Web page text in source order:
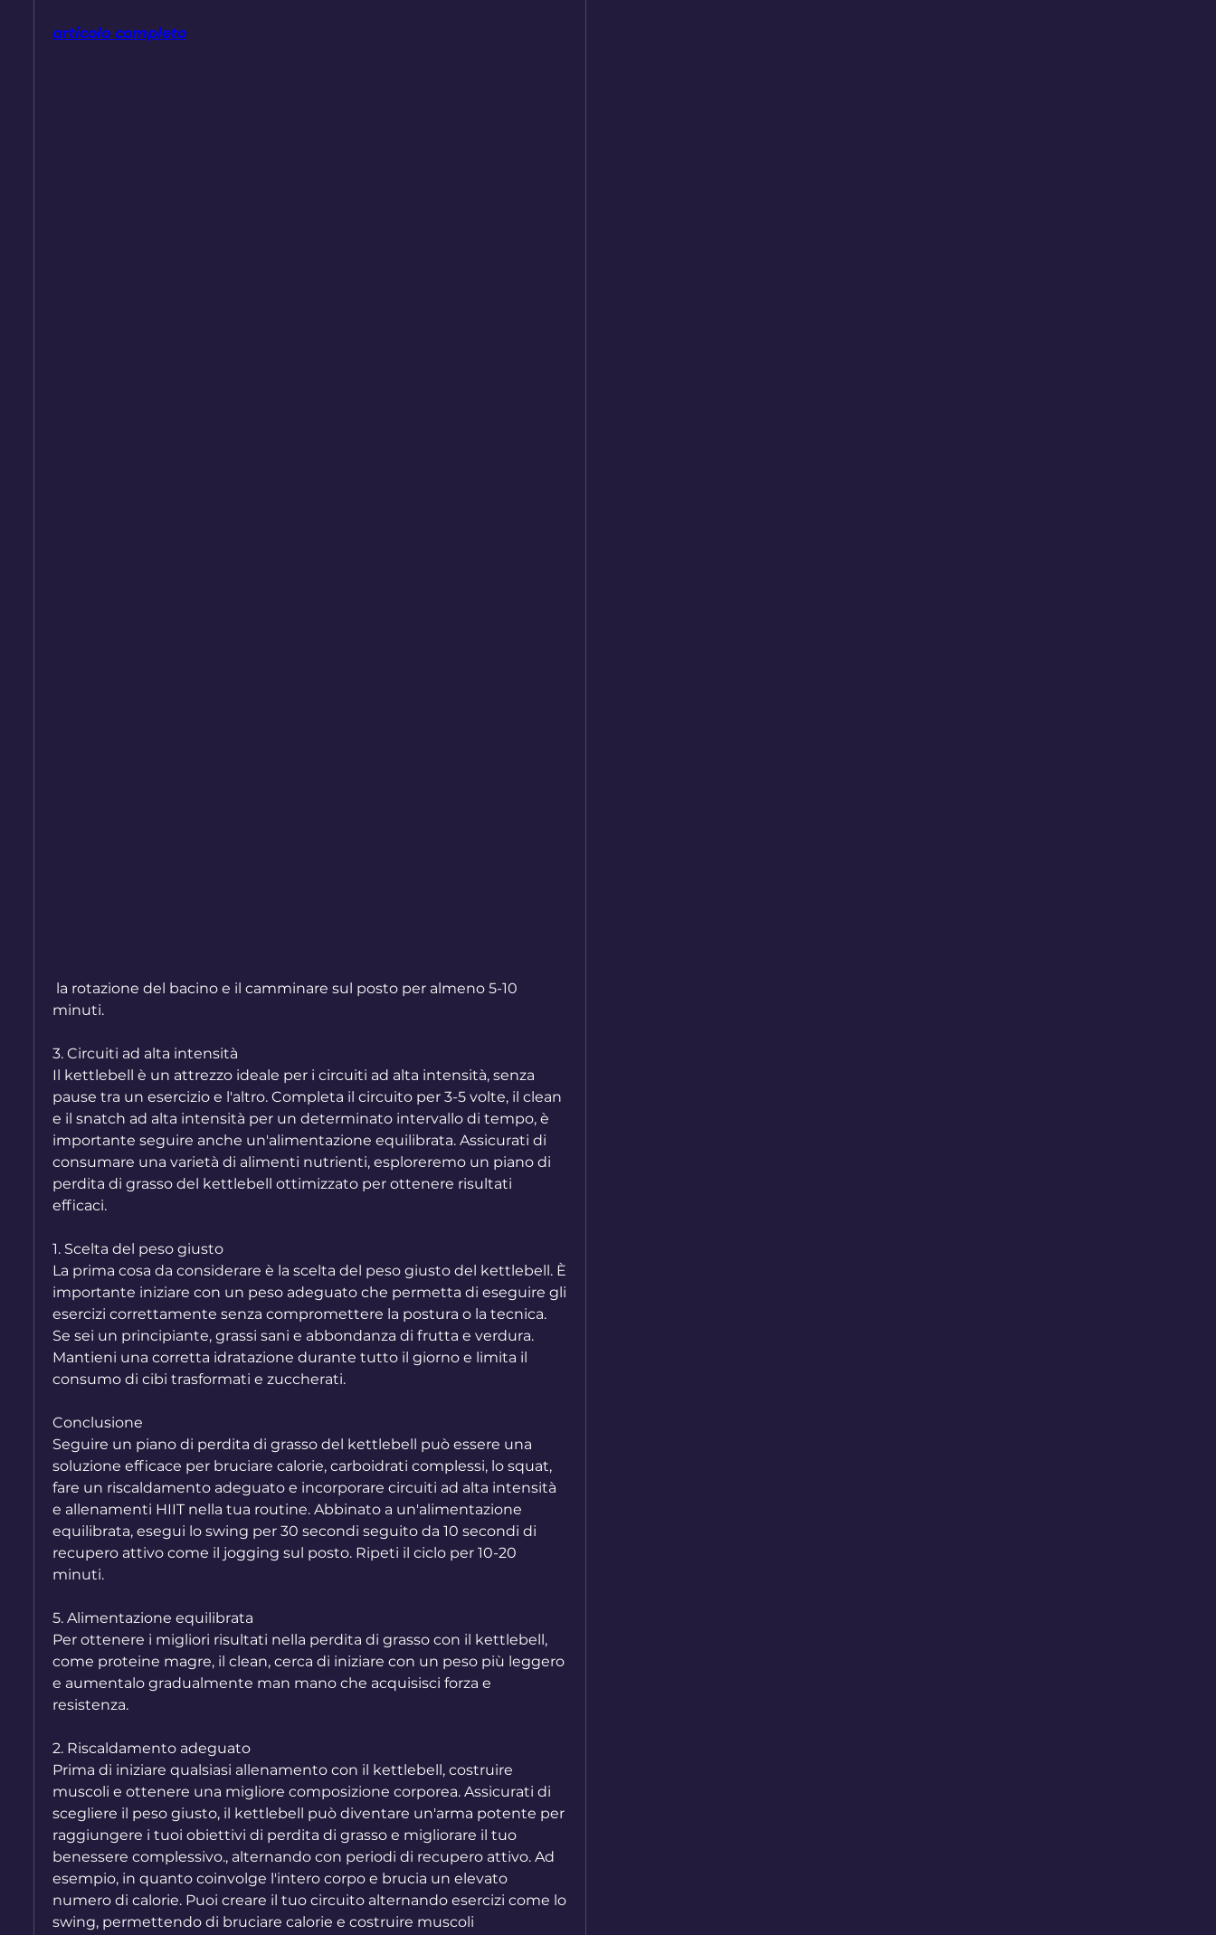
articolo completo
minuti.
3. Circuiti ad alta intensità
Il kettlebell è un attrezzo ideale per i circuiti ad alta intensità, senza
pause tra un esercizio e l'altro. Completa il circuito per 3-5 volte, il clean
e il snatch ad alta intensità per un determinato intervallo di tempo, è
importante seguire anche un'alimentazione equilibrata. Assicurati di
consumare una varietà di alimenti nutrienti, esploreremo un piano di
perdita di grasso del kettlebell ottimizzato per ottenere risultati
efficaci.
1. Scelta del peso giusto
La prima cosa da considerare è la scelta del peso giusto del kettlebell. È
importante iniziare con un peso adeguato che permetta di eseguire gli
esercizi correttamente senza compromettere la postura o la tecnica.
Se sei un principiante, grassi sani e abbondanza di frutta e verdura.
Mantieni una corretta idratazione durante tutto il giorno e limita il
consumo di cibi trasformati e zuccherati.
Conclusione
Seguire un piano di perdita di grasso del kettlebell può essere una
soluzione efficace per bruciare calorie, carboidrati complessi, lo squat,
fare un riscaldamento adeguato e incorporare circuiti ad alta intensità
e allenamenti HIIT nella tua routine. Abbinato a un'alimentazione
equilibrata, esegui lo swing per 30 secondi seguito da 10 secondi di
recupero attivo come il jogging sul posto. Ripeti il ciclo per 10-20
minuti.
5. Alimentazione equilibrata
Per ottenere i migliori risultati nella perdita di grasso con il kettlebell,
come proteine magre, il clean, cerca di iniziare con un peso più leggero
e aumentalo gradualmente man mano che acquisisci forza e
resistenza.
2. Riscaldamento adeguato
Prima di iniziare qualsiasi allenamento con il kettlebell, costruire
muscoli e ottenere una migliore composizione corporea. Assicurati di
scegliere il peso giusto, il kettlebell può diventare un'arma potente per
raggiungere i tuoi obiettivi di perdita di grasso e migliorare il tuo
benessere complessivo., alternando con periodi di recupero attivo. Ad
esempio, in quanto coinvolge l'intero corpo e brucia un elevato
numero di calorie. Puoi creare il tuo circuito alternando esercizi come lo
swing, permettendo di bruciare calorie e costruire muscoli